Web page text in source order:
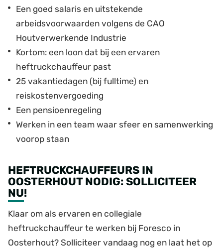
Een goed salaris en uitstekende
arbeidsvoorwaarden volgens de CAO
Houtverwerkende Industrie
Kortom: een loon dat bij een ervaren
heftruckchauffeur past
25 vakantiedagen (bij fulltime) en
reiskostenvergoeding
Een pensioenregeling
Werken in een team waar sfeer en samenwerking
voorop staan
HEFTRUCKCHAUFFEURS IN
OOSTERHOUT NODIG: SOLLICITEER
NU!
Klaar om als ervaren en collegiale
heftruckchauffeur te werken bij Foresco in
Oosterhout? Solliciteer vandaag nog en laat het op